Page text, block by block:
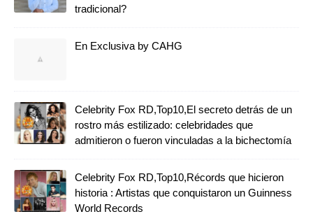
tradicional?
En Exclusiva by CAHG
Celebrity Fox RD,Top10,El secreto detrás de un
rostro más estilizado: celebridades que
admitieron o fueron vinculadas a la bichectomía
Celebrity Fox RD,Top10,Récords que hicieron
historia : Artistas que conquistaron un Guinness
World Records